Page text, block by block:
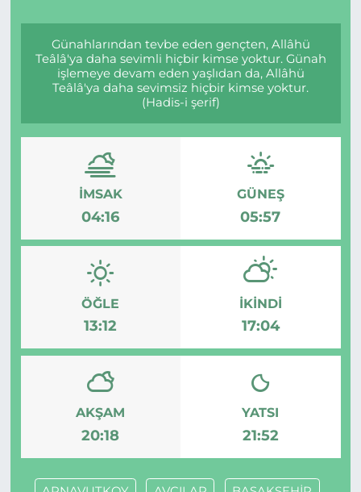
Günahlarından tevbe eden gençten, Allâhü
Teâlâ'ya daha sevimli hiçbir kimse yoktur. Günah
işlemeye devam eden yaşlıdan da, Allâhü
Teâlâ'ya daha sevimsiz hiçbir kimse yoktur.
(Hadis-i şerif)
İMSAK
04:16
GÜNEŞ
05:57
ÖĞLE
13:12
İKINDI
17:04
AKŞAM
20:18
YATSI
21:52